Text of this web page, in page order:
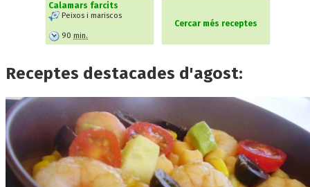
Calamars farcits
Peixos i mariscos
90 min.
Cercar més receptes
Receptes destacades d'agost: